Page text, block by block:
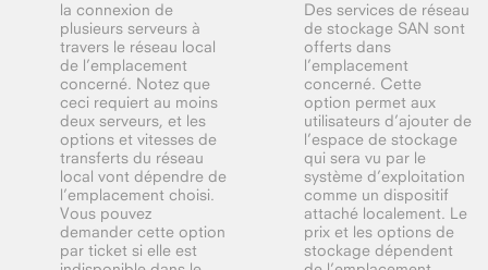
la connexion de
plusieurs serveurs à
travers le réseau local
de l’emplacement
concerné. Notez que
ceci requiert au moins
deux serveurs, et les
options et vitesses de
transferts du réseau
local vont dépendre de
l’emplacement choisi.
Vous pouvez
demander cette option
par ticket si elle est
Des services de réseau
de stockage SAN sont
offerts dans
l’emplacement
concerné. Cette
option permet aux
utilisateurs d’ajouter de
l’espace de stockage
qui sera vu par le
système d’exploitation
comme un dispositif
attaché localement. Le
prix et les options de
stockage dépendent